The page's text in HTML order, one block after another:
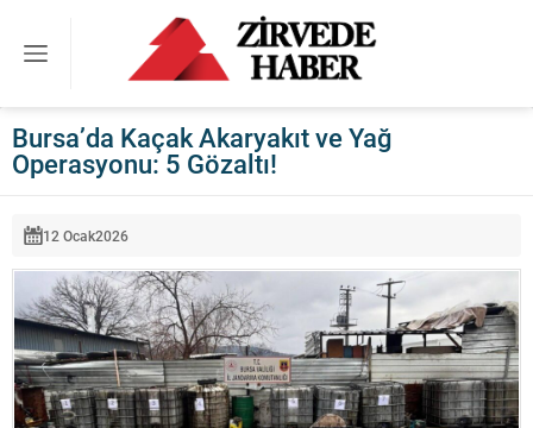
Bursa’da Kaçak Akaryakıt ve Yağ
Operasyonu: 5 Gözaltı!
12 Ocak2026